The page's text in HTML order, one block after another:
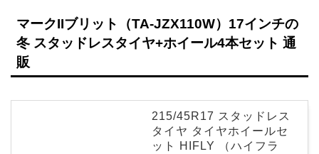
マークIIブリット（TA-JZX110W）17インチの
冬 スタッドレスタイヤ+ホイール4本セット 通
販
215/45R17 スタッドレス
タイヤ タイヤホイールセ
ット HIFLY （ハイフラ